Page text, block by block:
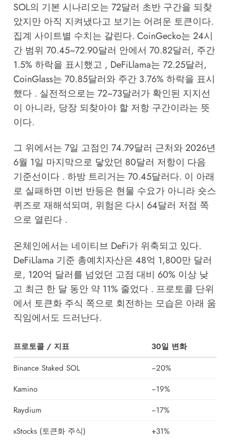
SOL의 기본 시나리오는 72달러 초반 구간을 되찾
았지만 아직 지켜냈다고 보기는 어려운 토큰이다.
집계 사이트별 수치는 갈린다. CoinGecko는 24시
간 범위 70.45~72.90달러 안에서 70.82달러, 주간
1.5% 하락을 표시했고 , DeFiLlama는 72.25달러,
CoinGlass는 70.85달러와 주간 3.76% 하락을 표시
했다 . 실전적으로는 72~73달러가 확인된 지지선
이 아니라, 당장 되찾아야 할 저항 구간이라는 뜻
이다.
그 위에서는 7일 고점인 74.79달러 근처와 2026년
6월 1일 마지막으로 닿았던 80달러 저항이 다음
기준선이다 . 하방 트리거는 70.45달러다. 이 아래
로 실패하면 이번 반등은 현물 수요가 아니라 숏스
퀴즈로 재해석되며, 위험은 다시 64달러 저점 쪽
으로 열린다 .
온체인에서는 네이티브 DeFi가 위축되고 있다.
DeFiLlama 기준 총예치자산은 48억 1,800만 달러
로, 120억 달러를 넘었던 고점 대비 60% 이상 낮
고 최근 한 달 동안 약 11% 줄었다 . 프로토콜 단위
에서 토큰화 주식 쪽으로 회전하는 모습은 아래 움
직임에서도 드러난다.
프로토콜 / 지표
30일 변화
Binance Staked SOL
−20%
Kamino
−19%
Raydium
−17%
xStocks (토큰화 주식)
+31%